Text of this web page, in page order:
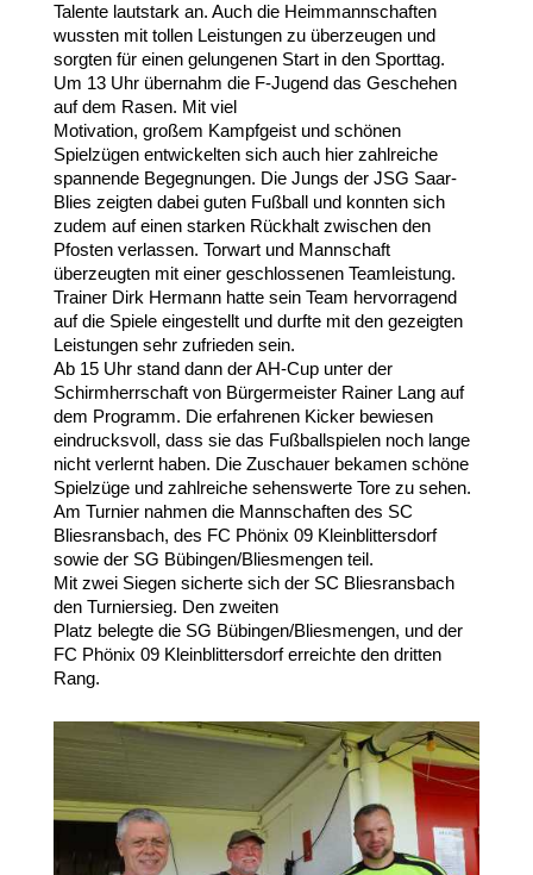
Talente lautstark an. Auch die Heimmannschaften
wussten mit tollen Leistungen zu überzeugen und
sorgten für einen gelungenen Start in den Sporttag.
Um 13 Uhr übernahm die F-Jugend das Geschehen
auf dem Rasen. Mit viel
Motivation, großem Kampfgeist und schönen
Spielzügen entwickelten sich auch hier zahlreiche
spannende Begegnungen. Die Jungs der JSG Saar-
Blies zeigten dabei guten Fußball und konnten sich
zudem auf einen starken Rückhalt zwischen den
Pfosten verlassen. Torwart und Mannschaft
überzeugten mit einer geschlossenen Teamleistung.
Trainer Dirk Hermann hatte sein Team hervorragend
auf die Spiele eingestellt und durfte mit den gezeigten
Leistungen sehr zufrieden sein.
Ab 15 Uhr stand dann der AH-Cup unter der
Schirmherrschaft von Bürgermeister Rainer Lang auf
dem Programm. Die erfahrenen Kicker bewiesen
eindrucksvoll, dass sie das Fußballspielen noch lange
nicht verlernt haben. Die Zuschauer bekamen schöne
Spielzüge und zahlreiche sehenswerte Tore zu sehen.
Am Turnier nahmen die Mannschaften des SC
Bliesransbach, des FC Phönix 09 Kleinblittersdorf
sowie der SG Bübingen/Bliesmengen teil.
Mit zwei Siegen sicherte sich der SC Bliesransbach
den Turniersieg. Den zweiten
Platz belegte die SG Bübingen/Bliesmengen, und der
FC Phönix 09 Kleinblittersdorferreichte den dritten
Rang.